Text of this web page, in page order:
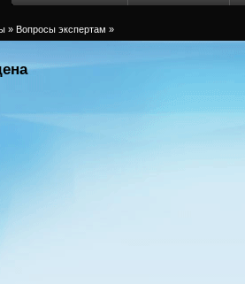
» Вопросы экспертам »